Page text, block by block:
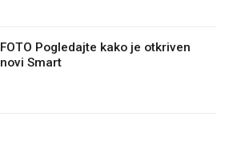
FOTO Pogledajte kako je otkriven
novi Smart